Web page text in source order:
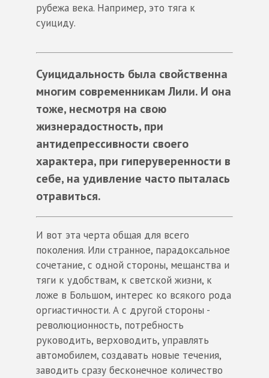
рубежа века. Например, это тяга к
суициду.
Суицидальность была свойственна
многим современникам Лили. И она
тоже, несмотря на свою
жизнерадостность, при
антидепрессивности своего
характера, при гиперуверенности в
себе, на удивление часто пыталась
отравиться.
И вот эта черта общая для всего
поколения. Или странное, парадоксальное
сочетание, с одной стороны, мещанства и
тяги к удобствам, к светской жизни, к
ложе в Большом, интерес ко всякого рода
оргиастичности. А с другой стороны -
революционность, потребность
руководить, верховодить, управлять
автомобилем, создавать новые течения,
заводить сразу бесконечное количество